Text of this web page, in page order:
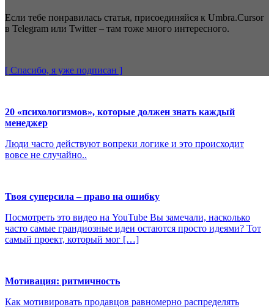
Если тебе понравилась статья, присоединяйся к Umbra.Cursor
в Telegram или Twitter – там тоже много интересного.
[ Спасибо, я уже подписан ]
20 «психологизмов», которые должен знать каждый
менеджер
Люди часто действуют вопреки логике и это происходит
вовсе не случайно..
Твоя суперсила – право на ошибку
Посмотреть это видео на YouTube Вы замечали, насколько
часто самые грандиозные идеи остаются просто идеями? Тот
самый проект, который мог […]
Мотивация: ритмичность
Как мотивировать продавцов равномерно распределять